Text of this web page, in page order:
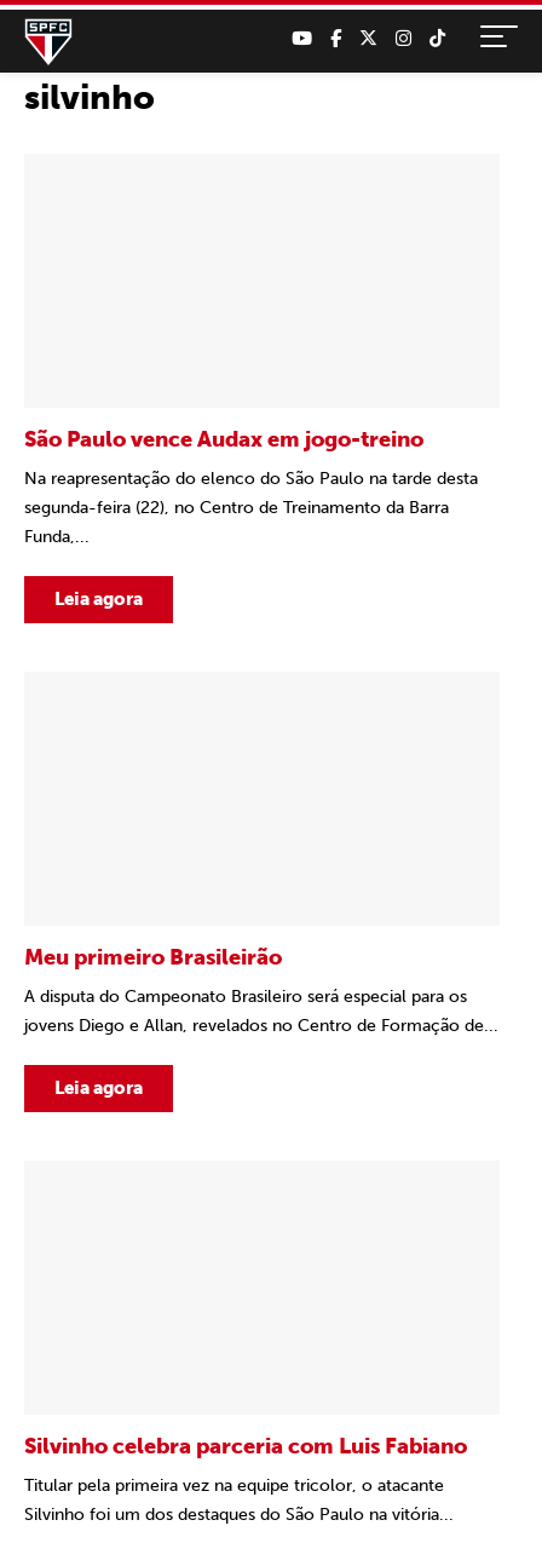
silvinho
São Paulo vence Audax em jogo-treino
Na reapresentação do elenco do São Paulo na tarde desta
segunda-feira (22), no Centro de Treinamento da Barra
Funda,...
Leia agora
Meu primeiro Brasileirão
A disputa do Campeonato Brasileiro será especial para os
jovens Diego e Allan, revelados no Centro de Formação de...
Leia agora
Silvinho celebra parceria com Luis Fabiano
Titular pela primeira vez na equipe tricolor, o atacante
Silvinho foi um dos destaques do São Paulo na vitória...